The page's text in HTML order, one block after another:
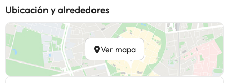
Ubicación y alrededores
Ver mapa